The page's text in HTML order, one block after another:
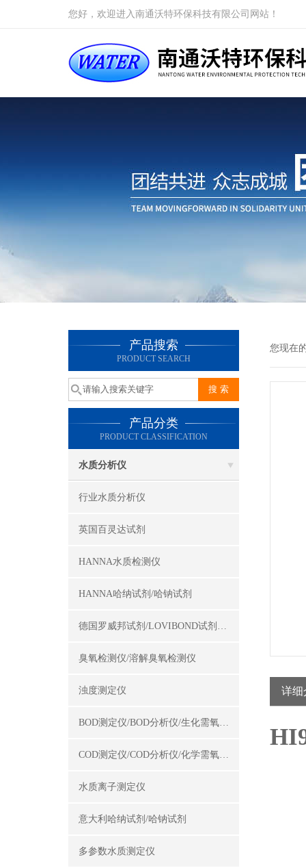
您好，欢迎进入南通沃特环保科技有限公司网站！
产品搜索
PRODUCT SEARCH
产品分类
PRODUCT CLASSIFICATION
水质分析仪
行业水质分析仪
英国百灵达试剂
HANNA水质检测仪
HANNA哈纳试剂/哈钠试剂
德国罗威邦试剂/LOVIBOND试剂/罗威邦试剂
臭氧检测仪/溶解臭氧检测仪
浊度测定仪
BOD测定仪/BOD分析仪/生化需氧量测定仪
COD测定仪/COD分析仪/化学需氧量测定仪
水质离子测定仪
意大利哈纳试剂/哈钠试剂
多参数水质测定仪
您现在
详细